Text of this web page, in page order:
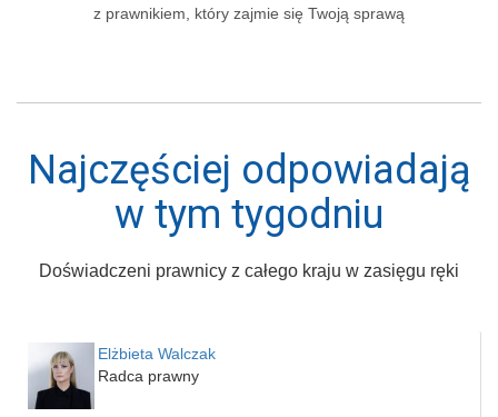
z prawnikiem, który zajmie się Twoją sprawą
Najczęściej odpowiadają
w tym tygodniu
Doświadczeni prawnicy z całego kraju w zasięgu ręki
Elżbieta Walczak
Radca prawny